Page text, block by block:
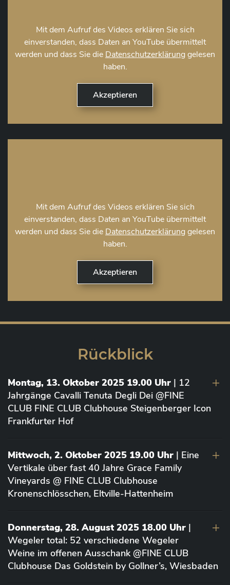
Mit dem Aufruf des Videos erklären Sie sich
einverstanden, dass Daten an YouTube übermittelt
werden und dass Sie die Datenschutzerklärunggelesen
haben.
Mit dem Aufruf des Videos erklären Sie sich
einverstanden, dass Daten an YouTube übermittelt
werden und dass Sie die Datenschutzerklärunggelesen
haben.
Rückblick
Montag, 13. Oktober 2025 19.00 Uhr | 12
Jahrgänge Cavalli Tenuta Degli Dei @FINE
CLUB FINE CLUB Clubhouse Steigenberger Icon
Frankfurter Hof
Mittwoch, 2. Oktober 2025 19.00 Uhr | Eine
Vertikale über fast 40 Jahre Grace Family
Vineyards @ FINE CLUB Clubhouse
Kronenschlösschen, Eltville-Hattenheim
Donnerstag, 28. August 2025 18.00 Uhr |
Wegeler total: 52 verschiedene Wegeler
Weine im offenen Ausschank @FINE CLUB
Clubhouse Das Goldstein by Gollner’s, Wiesbaden